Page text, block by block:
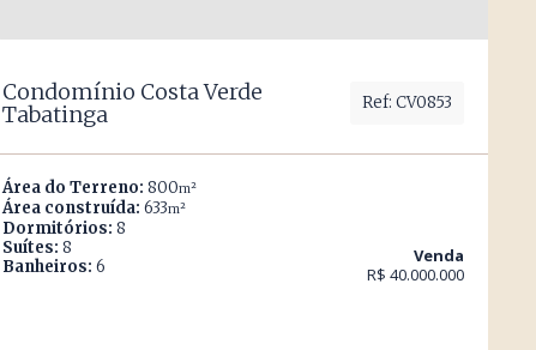
Condomínio Costa Verde
Tabatinga
Ref: CV0853
Área do Terreno: 800m²
Área construída: 633m²
Dormitórios: 8
Suítes: 8
Banheiros: 6
Venda
R$ 40.000.000